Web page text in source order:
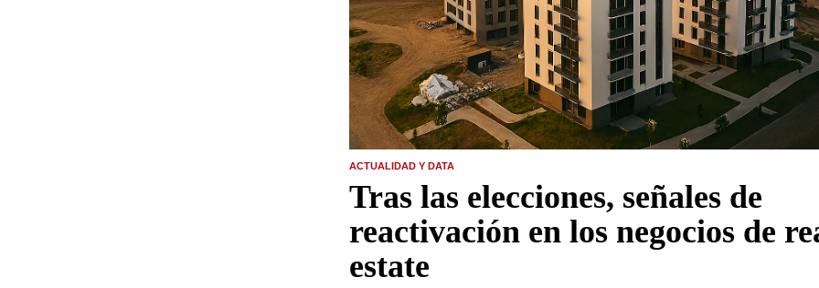
ACTUALIDAD Y DATA
Tras las elecciones, señales de
reactivación en los negocios de
estate